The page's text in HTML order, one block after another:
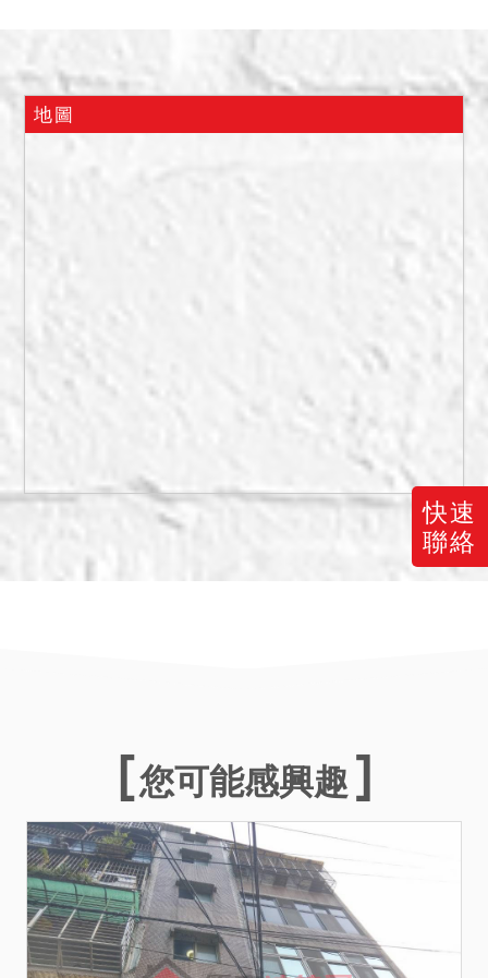
快速
聯絡
年 2 月 26 日至 115 年 2
月 25 日止，其租客於查封
交。
價報告所示，應屬社區大樓
查明實際使用情形，拍定後
不得以此爭執聲請減少價金
或撤銷拍定；又此部分因係
屬拍賣應有部分，拍定後不
備註
一、上開不動產 3 宗應買，
三、保證金新台幣：
958,000 元。
四、不動產所設定之抵押權
於拍定後塗銷。
五、投標人應自行查明債務
人有無積欠工程受益費、水
電瓦斯費、管理費、公共基
金等。本件標的原所有權人
地圖
您可能感興趣